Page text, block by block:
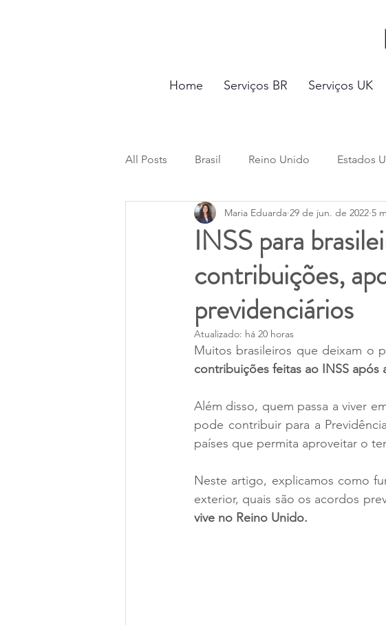
Home Serviços BR Serviços UK
All Posts Brasil Reino Unido Estados
Saída Definitiva Impostos e tributos
Testamento e Inventário Divórcio e
INSS para
contribuições,
previdenciários
Maria Eduarda 29 de jun. de 2022 5
Atualizado: há 20 horas
Muitos brasileiros que deixam o
contribuições feitas ao INSS após
Além disso, quem passa a viver
pode contribuir para a
países que permita aproveitar o
Neste artigo, explicamos como
exterior, quais são os acordos
vive no Reino Unido.